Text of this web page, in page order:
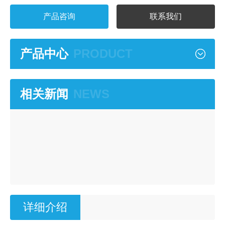
产品咨询 联系我们
PRODUCT
产品中心
NEWS
相关新闻
详细介绍